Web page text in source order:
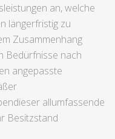
an, welche
längerfristig zu
Zusammenhang
Bedürfnisse nach
angepasste
allumfassende
Besitzstand